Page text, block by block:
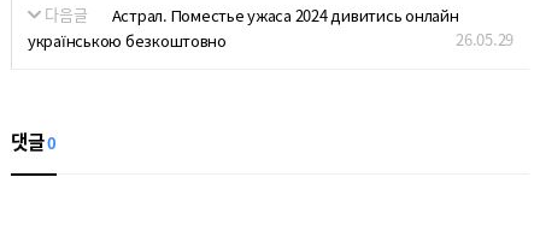
다음글
Астрал. Поместье ужаса 2024 дивитись онлайн
українською безкоштовно
26.05.29
댓글0